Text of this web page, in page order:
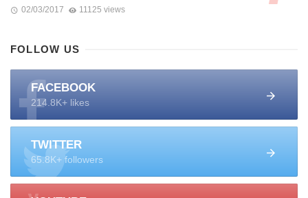
02/03/2017 11125 views
FOLLOW US
FACEBOOK
214.8K+ likes
TWITTER
65.8K+ followers